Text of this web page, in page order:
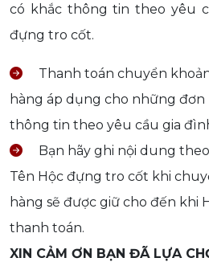
có khắc thông tin theo yêu
đựng tro cốt.
Thanh toán chuyển
hàng áp dụng cho những
thông tin theo yêu cầu gia
Bạn hãy ghi nội dung
Tên Hộc đựng tro cốt khi
hàng sẽ được giữ cho đến khi
thanh toán.
XIN CẢM ƠN BẠN ĐÃ LỰA